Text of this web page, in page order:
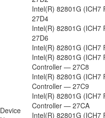
Device
Intel(R) 82801G
27D4
Intel(R) 82801G
27D6
Intel(R) 82801G
Intel(R) 82801G (ICH7
Controller — 27C8
Intel(R) 82801G (ICH7
Controller — 27C9
Intel(R) 82801G (ICH7
Controller — 27CA
Intel(R) 82801G (ICH7